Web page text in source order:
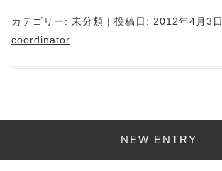
カテゴリー: 未分類 | 投稿日: 2012年4月3日
coordinator
NEW ENTRY